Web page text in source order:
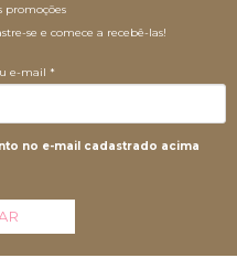
promoções
se e comece a recebê-las!
e-mail *
no e-mail cadastrado acima